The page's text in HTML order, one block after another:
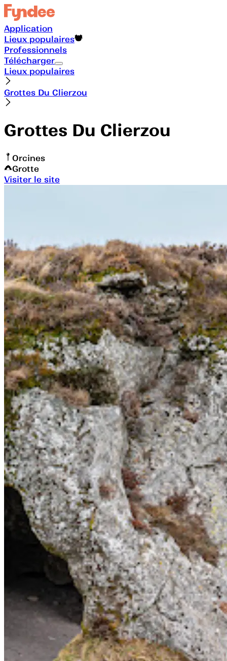
Application
Lieux populaires
Professionnels
Télécharger
Lieux populaires
Grottes Du Clierzou
Grottes Du Clierzou
Orcines
Grotte
Visiter le site